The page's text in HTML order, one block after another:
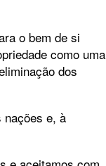
o bem de si
como uma
dos
nações e, à